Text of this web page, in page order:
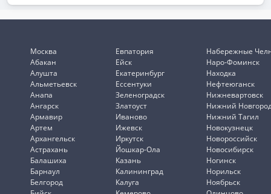
Москва
Абакан
Алушта
Альметьевск
Анапа
Ангарск
Армавир
Артем
Архангельск
Астрахань
Балашиха
Барнаул
Белгород
Евпатория
Ейск
Екатеринбург
Ессентуки
Зеленоградск
Златоуст
Иваново
Ижевск
Иркутск
Йошкар-Ола
Казань
Калининград
Калуга
Набережные
Наро-Фоминск
Находка
Нефтеюганск
Нижневартовск
Нижний
Нижний Тагил
Новокузнецк
Новороссийск
Новосибирск
Ногинск
Норильск
Ноябрьск